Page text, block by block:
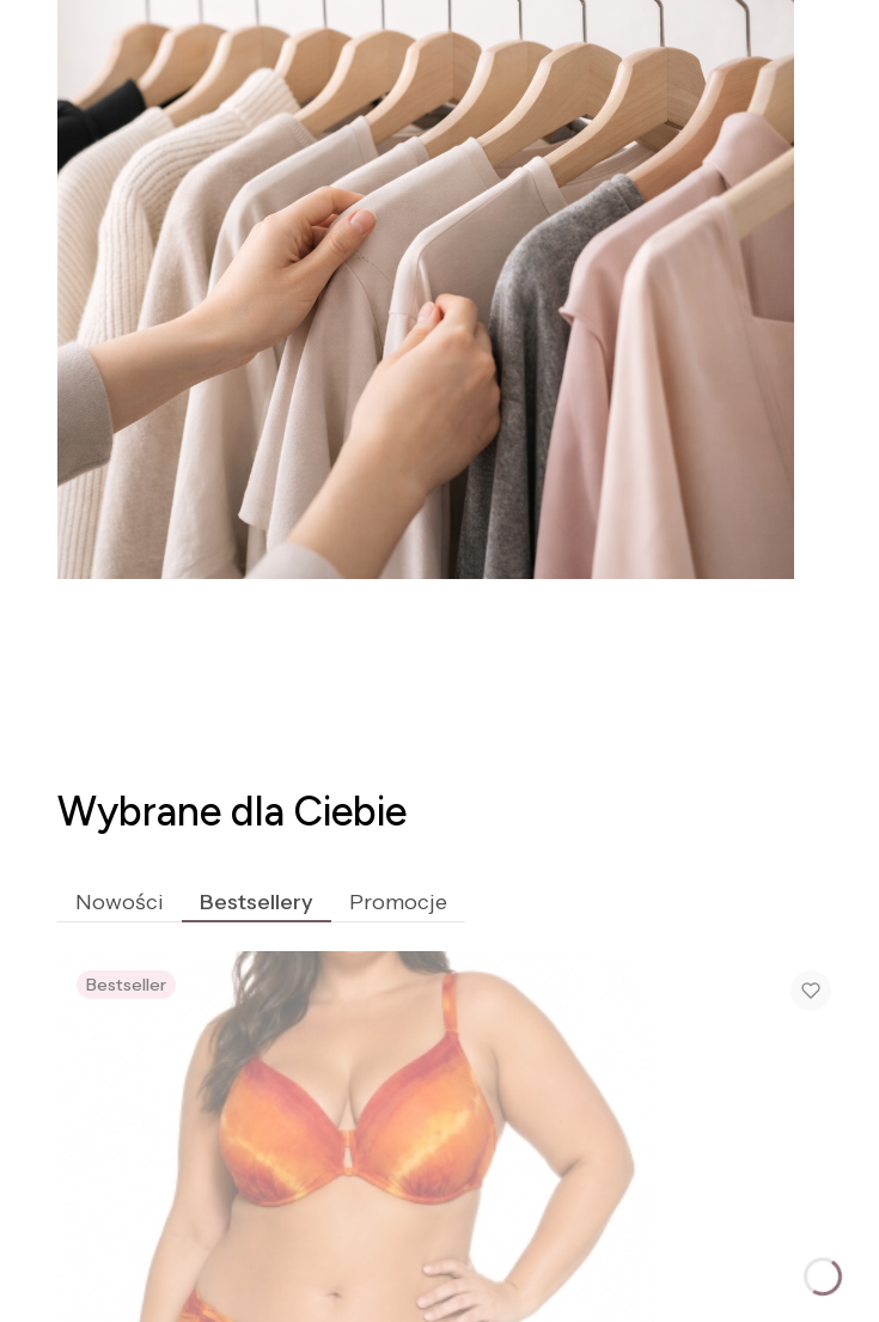
Wybrane dla Ciebie
Nowości Bestsellery Promocje
Bestseller